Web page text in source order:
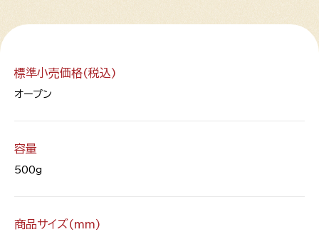
標準小売価格(税込)
オープン
容量
500g
商品サイズ(mm)